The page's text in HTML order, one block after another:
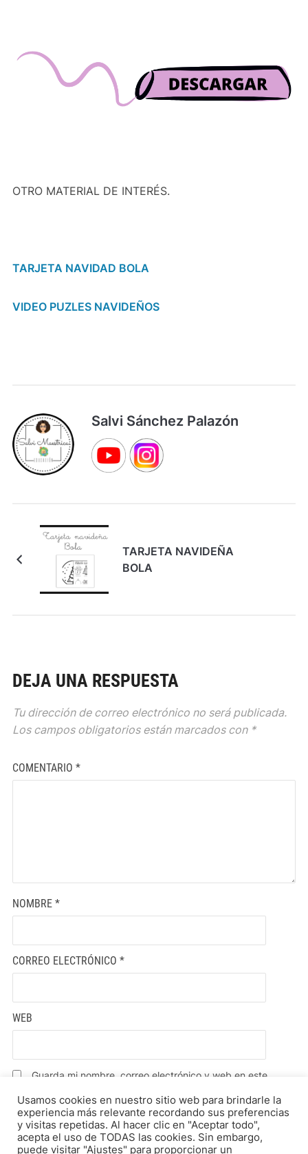
OTRO MATERIAL DE INTERÉS.
TARJETA NAVIDAD BOLA
VIDEO PUZLES NAVIDEÑOS
Salvi Sánchez Palazón
TARJETA NAVIDEÑA
BOLA
DEJA UNA RESPUESTA
Tu dirección de correo electrónico no será publicada.
Los campos obligatorios están marcados con *
COMENTARIO *
NOMBRE *
CORREO ELECTRÓNICO *
WEB
Guarda mi nombre, correo electrónico y web en este
Usamos cookies en nuestro sitio web para brindarle la
experiencia más relevante recordando sus preferencias
y visitas repetidas. Al hacer clic en "Aceptar todo",
acepta el uso de TODAS las cookies. Sin embargo,
puede visitar "Ajustes" para proporcionar un